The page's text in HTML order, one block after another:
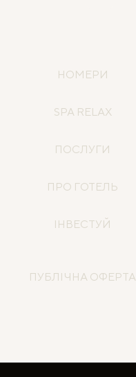
НОМЕРИ
SPA RELAX
ПОСЛУГИ
ПРО ГОТЕЛЬ
ІНВЕСТУЙ
ПУБЛІЧНА ОФЕРТА